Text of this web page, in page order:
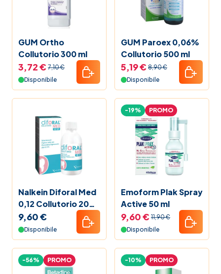
GUM Ortho
Collutorio 300 ml
3,72 € 7,10 €
Disponibile
GUM Paroex 0,06%
Collutorio 500 ml
5,19 € 8,90 €
Disponibile
Nalkein Diforal Med
0,12 Collutorio 200
ml
9,60 €
Disponibile
Emoform Plak Spray
Active 50 ml
-19% PROMO
9,60 € 11,90 €
Disponibile
-56% PROMO -10% PROMO